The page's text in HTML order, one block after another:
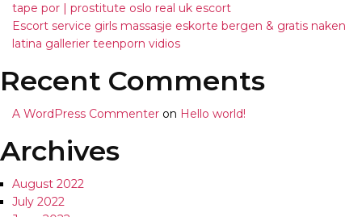
tape por | prostitute oslo real uk escort
Escort service girls massasje eskorte bergen & gratis naken
latina gallerier teenporn vidios
Recent Comments
A WordPress Commenter on Hello world!
Archives
August 2022
July 2022